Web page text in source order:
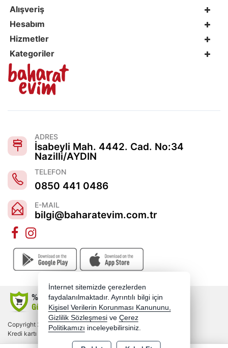
Alışveriş
Hesabım
Hizmetler
Kategoriler
ADRES
İsabeyli Mah. 4442. Cad. No:34
Nazilli/AYDIN
TELEFON
0850 441 0486
E-MAIL
bilgi@baharatevim.com.tr
Copyright 2026 baharatevim.com.tr - Tüm hakları saklıdır.
Kredi kartı bilgileriniz 256bit SSL sertifikası ile korunmaktadır.
İnternet sitemizde çerezlerden
faydalanılmaktadır. Ayrıntılı bilgi için
Kişisel Verilerin Korunması Kanununu,
Gizlilik Sözleşmesi ve Çerez
Politikamızı inceleyebilirsiniz.